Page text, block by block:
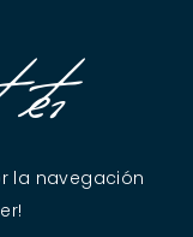
la navegación